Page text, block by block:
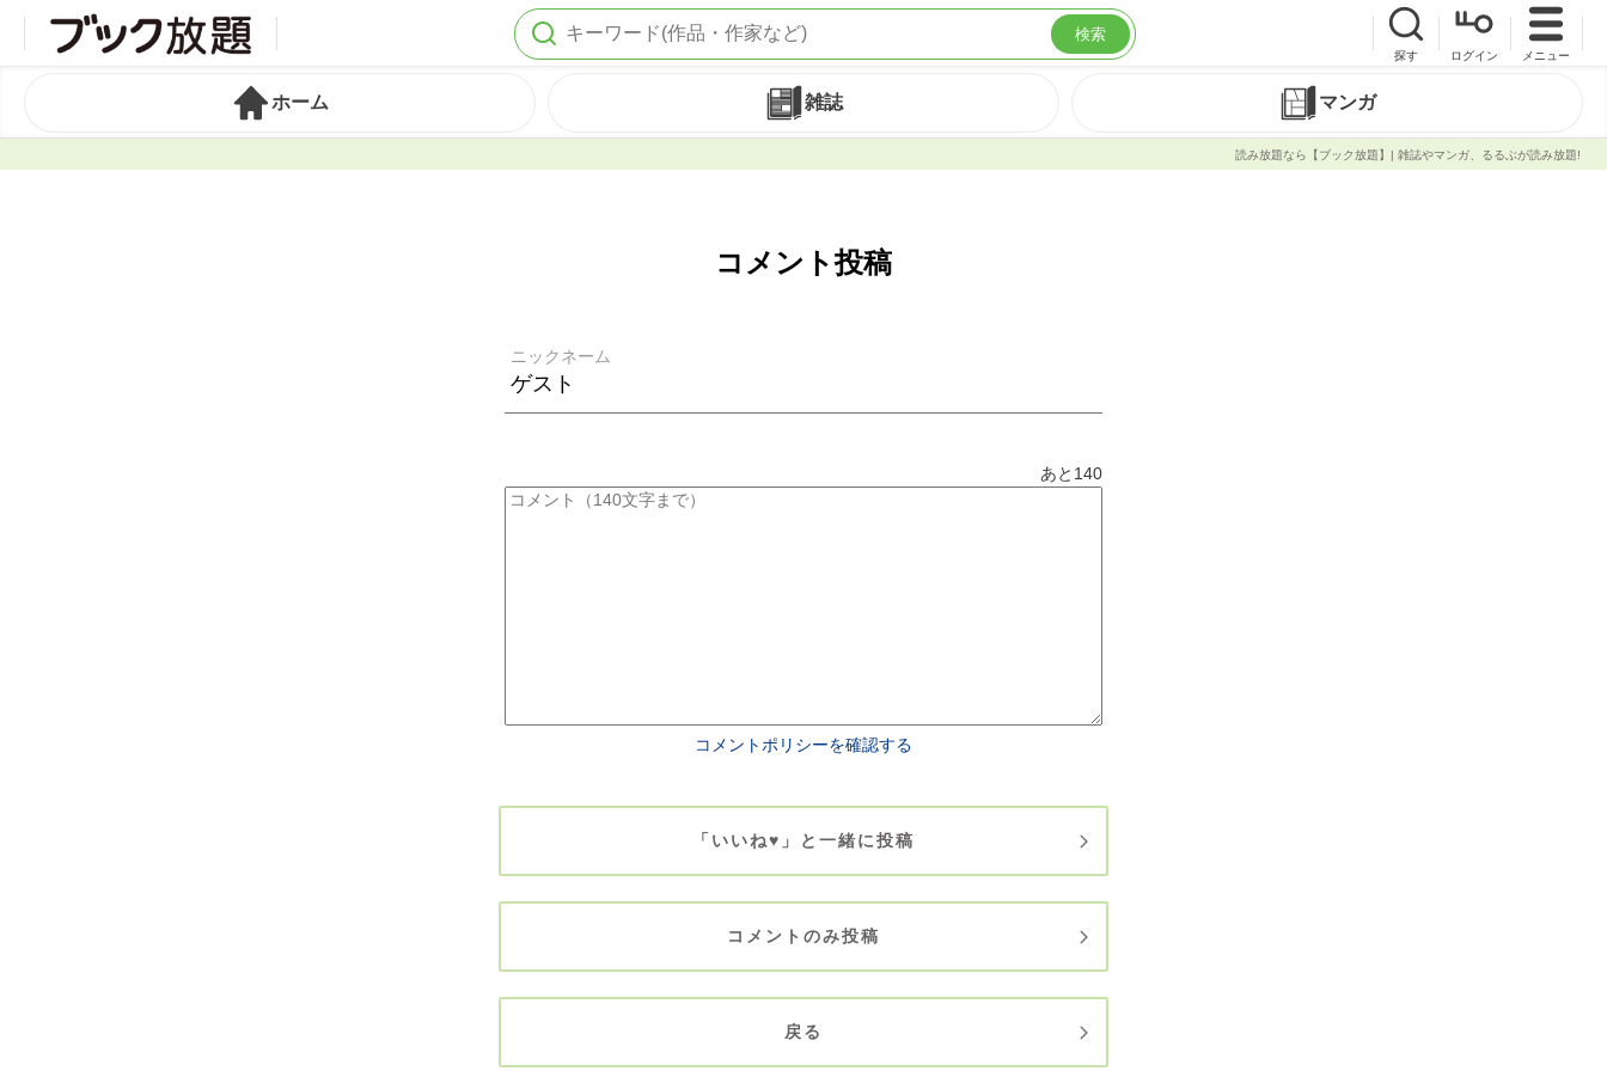
検索
探す ログイン メニュー
ホーム 雑誌 マンガ
読み放題なら【ブック放題】| 雑誌やマンガ、るるぶが読み放題!
コメント投稿
ニックネーム
あと 140
コメントポリシーを確認する
「いいね♥」と一緒に投稿
コメントのみ投稿
戻る